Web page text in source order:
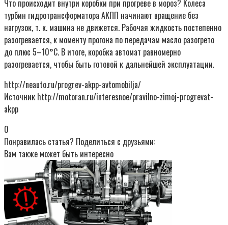
Что происходит внутри коробки при прогреве в мороз? Колеса
турбин гидротрансформатора АКПП начинают вращение без
нагрузок, т. к. машина не движется. Рабочая жидкость постепенно
разогревается, к моменту прогона по передачам масло разогрето
до плюс 5–10°С. В итоге, коробка автомат равномерно
разогревается, чтобы быть готовой к дальнейшей эксплуатации.
http://neauto.ru/progrev-akpp-avtomobilja/
Источник http://motoran.ru/interesnoe/pravilno-zimoj-progrevat-
akpp
0
Понравилась статья? Поделиться с друзьями:
Вам также может быть интересно